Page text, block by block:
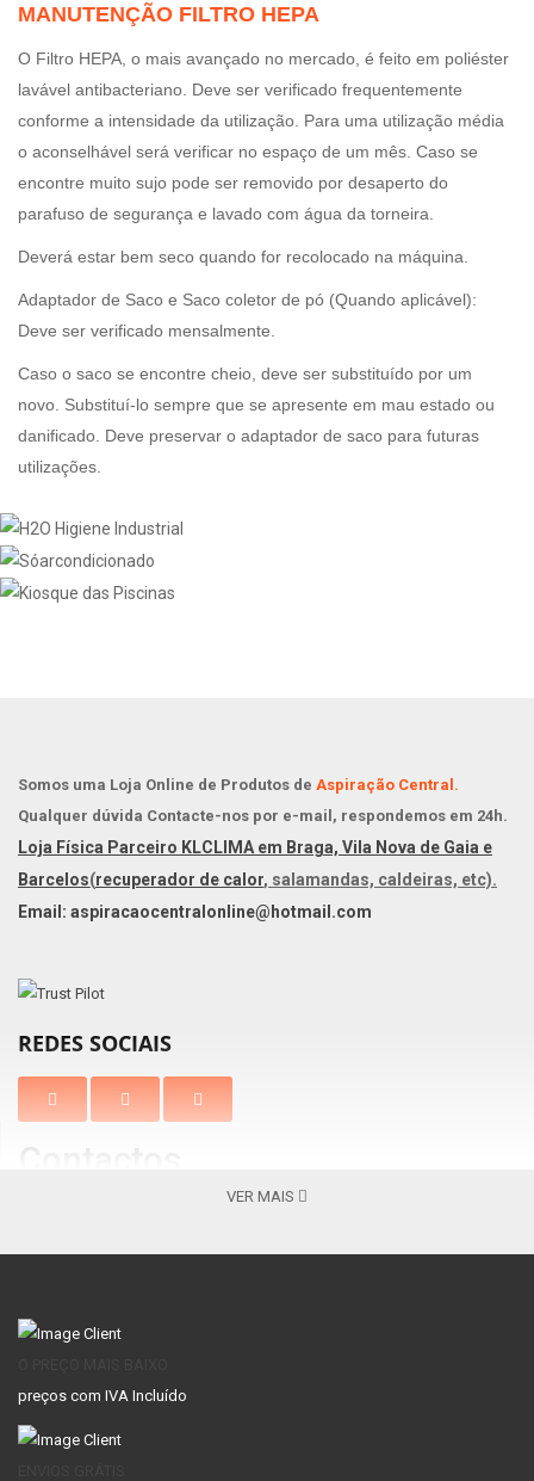
MANUTENÇÃO FILTRO HEPA
O Filtro HEPA, o mais avançado no mercado, é feito em poliéster
lavável antibacteriano. Deve ser verificado frequentemente
conforme a intensidade da utilização. Para uma utilização média
o aconselhável será verificar no espaço de um mês. Caso se
encontre muito sujo pode ser removido por desaperto do
parafuso de segurança e lavado com água da torneira.
Deverá estar bem seco quando for recolocado na máquina.
Adaptador de Saco e Saco coletor de pó (Quando aplicável):
Deve ser verificado mensalmente.
Caso o saco se encontre cheio, deve ser substituído por um
novo. Substituí-lo sempre que se apresente em mau estado ou
danificado. Deve preservar o adaptador de saco para futuras
utilizações.
Somos uma Loja Online de Produtos de Aspiração Central.
Qualquer dúvida Contacte-nos por e-mail, respondemos em 24h.
Loja Física Parceiro KLCLIMA em Braga, Vila Nova de Gaia e
Barcelos(recuperador de calor, salamandas, caldeiras, etc).
Email: aspiracaocentralonline@hotmail.com
REDES SOCIAIS
Contactos
+351 253 069 565 -
CONTA
VER MAIS
preços com IVA Incluído